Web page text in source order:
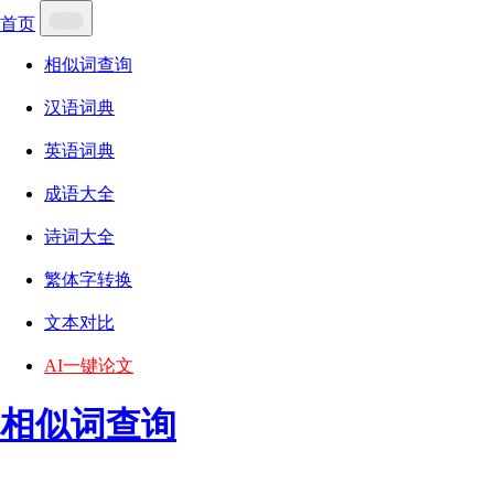
首页
相似词查询
汉语词典
英语词典
成语大全
诗词大全
繁体字转换
文本对比
AI一键论文
相似词查询